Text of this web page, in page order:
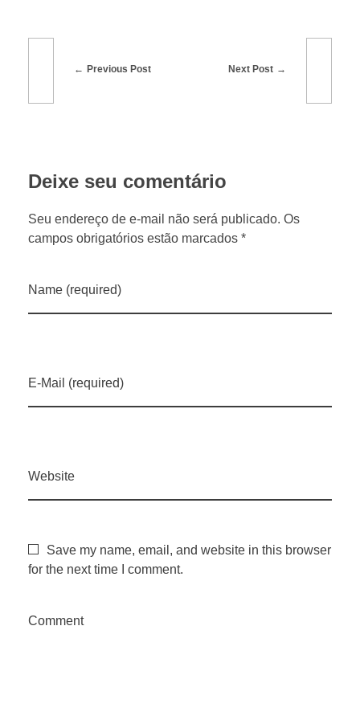
t
a
f
a
e
o
a
n
Previous Post Next Post
Deixe seu comentário
Seu endereço de e-mail não será publicado. Os
campos obrigatórios estão marcados *
Name (required)
E-Mail (required)
Website
Save my name, email, and website in this browser
for the next time I comment.
Comment